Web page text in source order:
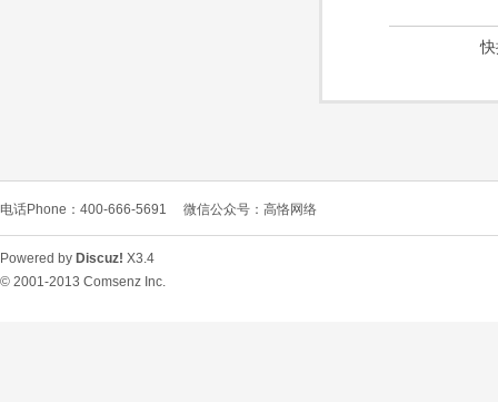
电话Phone：400-666-5691 微信公众号：高恪网络
Powered by Discuz! X3.4
© 2001-2013 Comsenz Inc.